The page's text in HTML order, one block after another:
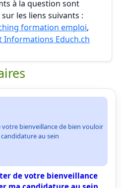
à la question sont
les liens suivants :
formation emploi,
Informations Educh.ch
votre bienveillance de bien vouloir
au sein
de votre bienveillance